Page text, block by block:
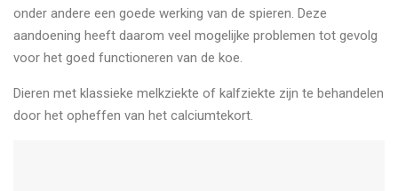
onder andere een goede werking van de spieren. Deze
aandoening heeft daarom veel mogelijke problemen tot gevolg
voor het goed functioneren van de koe.
Dieren met klassieke melkziekte of kalfziekte zijn te behandelen
door het opheffen van het calciumtekort.